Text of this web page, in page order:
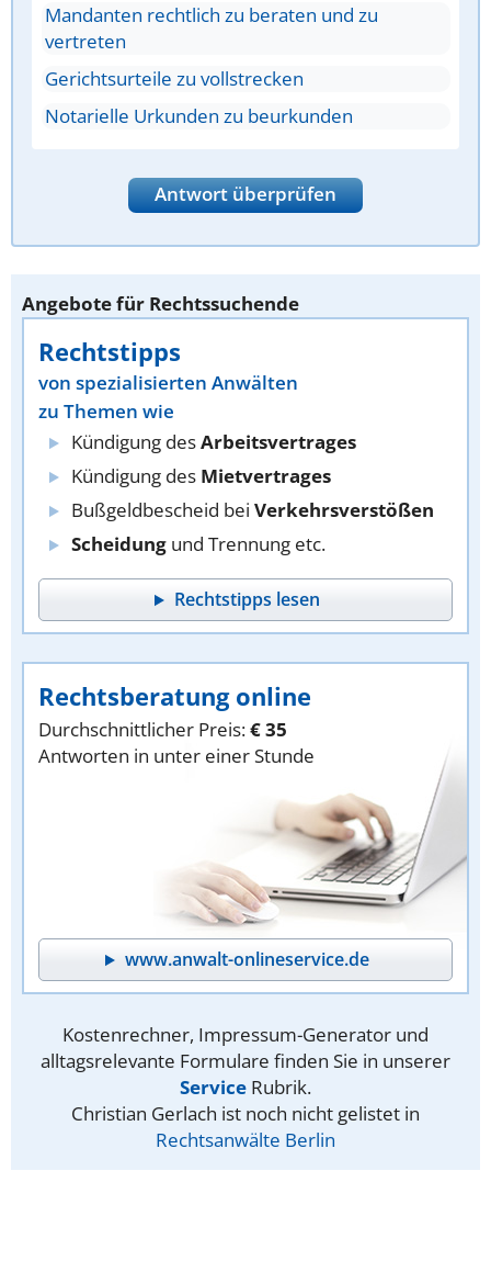
Mandanten rechtlich zu beraten und zu
vertreten
Gerichtsurteile zu vollstrecken
Notarielle Urkunden zu beurkunden
Antwort überprüfen
Angebote für Rechtssuchende
Rechtstipps
von spezialisierten Anwälten
zu Themen wie
Kündigung desArbeitsvertrages
Kündigung des Mietvertrages
Bußgeldbescheid bei Verkehrsverstößen
Scheidung und Trennung etc.
Rechtstipps lesen
Rechtsberatung online
Durchschnittlicher Preis:€ 35
Antworten in unter einer Stunde
www.anwalt-onlineservice.de
Kostenrechner, Impressum-Generator und
alltagsrelevante Formulare finden Sie in unserer
Service Rubrik.
Christian Gerlach ist noch nicht gelistet in
Rechtsanwälte Berlin